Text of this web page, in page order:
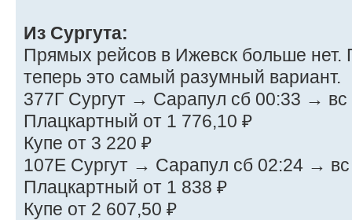
Из Сургута:
Прямых рейсов в Ижевск больше нет.
теперь это самый разумный вариант.
377Г Сургут → Сарапул сб 00:33 → вс
Плацкартный от 1 776,10 ₽
Купе от 3 220 ₽
107Е Сургут → Сарапул сб 02:24 →
Плацкартный от 1 838 ₽
Купе от 2 607,50 ₽